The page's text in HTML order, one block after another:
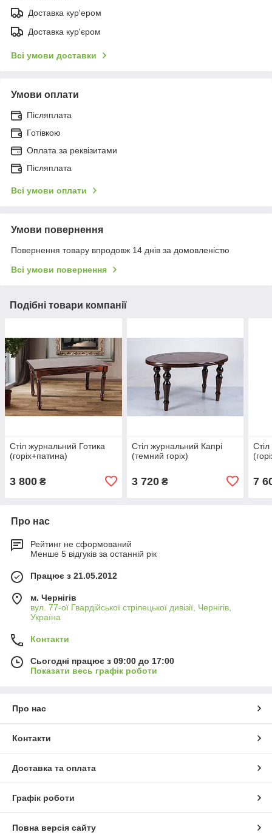
Доставка кур'ером
Доставка кур'єром
Всі умови доставки
Умови оплати
Післяплата
Готівкою
Оплата за реквізитами
Післяплата
Всі умови оплати
Умови повернення
Повернення товару впродовж 14 днів за домовленістю
Всі умови повернення
Подібні товари компанії
Стіл журнальний Готика
(горіх+патина)
3 800 ₴
Стіл журнальний Капрі
(темний горіх)
3 720₴ 7
Про нас
Рейтинг не сформований
Менше 5 відгуків за останній рік
Працює з 21.05.2012
м. Чернігів
вул. 77-ої Гвардійської стрілецької дивізії, Чернігів,
Україна
Контакти
Сьогодні працює з 09:00 до 17:00
Показати весь графік роботи
Про нас
Контакти
Доставка та оплата
Графік роботи
Повна версія сайту